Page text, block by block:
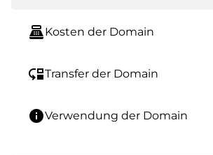
point_of_saleKosten der Domain
move_downTransfer der Domain
infoVerwendung der Domain